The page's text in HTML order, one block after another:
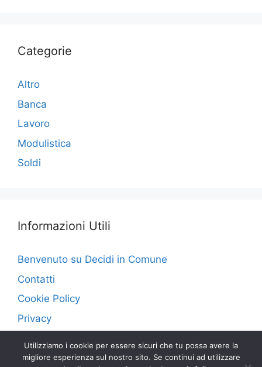
Categorie
Altro
Banca
Lavoro
Modulistica
Soldi
Informazioni Utili
Benvenuto su Decidi in Comune
Contatti
Cookie Policy
Privacy
Utilizziamo i cookie per essere sicuri che tu possa avere la
migliore esperienza sul nostro sito. Se continui ad utilizzare